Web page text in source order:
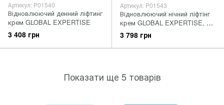
Артикул: P01540
Відновлюючий денний ліфтинг
крем GLOBAL EXPERTISE
3 408 грн
Артикул: P01543
Відновлюючий нічний ліфтінг
крем GLOBAL EXPERTISE, 50
мл
3 798 грн
Показати ще 5 товарів